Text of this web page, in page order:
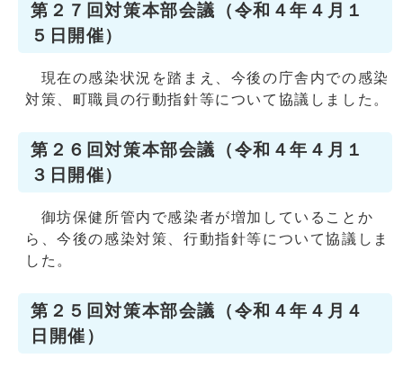
第２７回対策本部会議（令和４年４月１
５日開催）
現在の感染状況を踏まえ、今後の庁舎内での感染
対策、町職員の行動指針等について協議しました。
第２６回対策本部会議（令和４年４月１
３日開催）
御坊保健所管内で感染者が増加していることか
ら、今後の感染対策、行動指針等について協議しま
した。
第２５回対策本部会議（令和４年４月４
日開催）